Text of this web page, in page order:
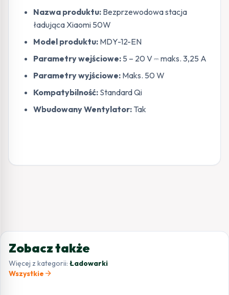
Nazwa produktu: Bezprzewodowa stacja
ładująca Xiaomi 50W
Model produktu: MDY-12-EN
Parametry wejściowe: 5 – 20 V ⎓ maks. 3,25 A
Parametry wyjściowe: Maks. 50 W
Kompatybilność: Standard Qi
Wbudowany Wentylator: Tak
Zobacz także
Więcej z kategorii: Ładowarki
Wszystkie arrow_forward